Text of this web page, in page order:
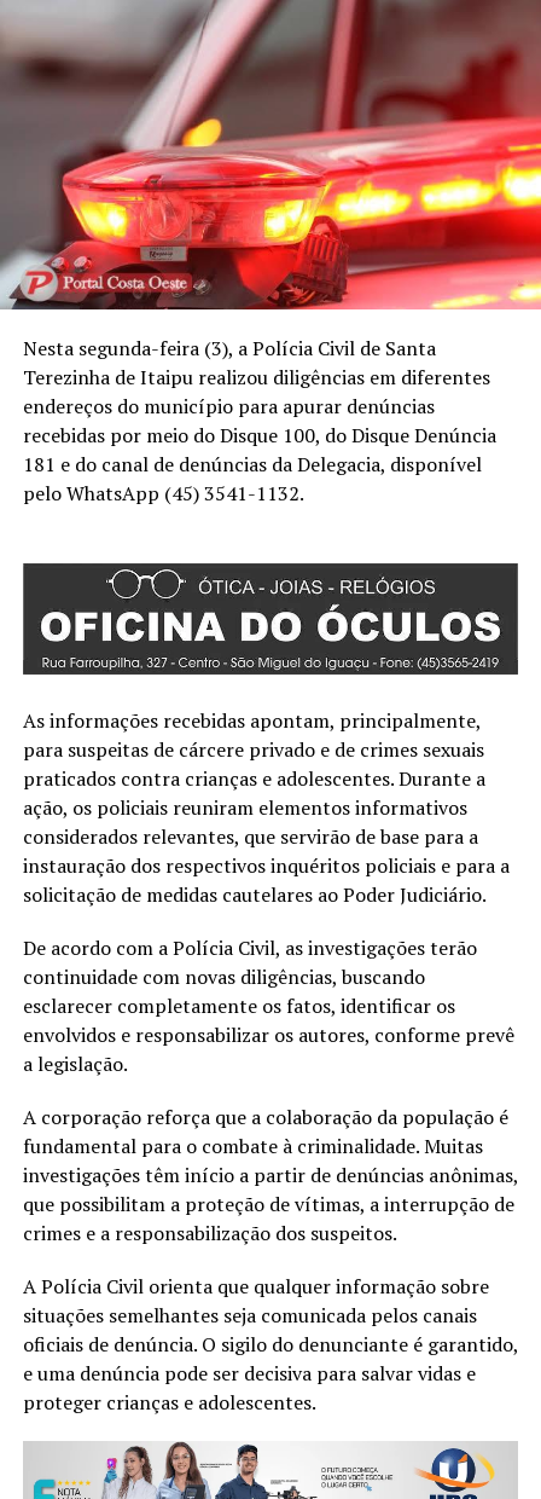
Nesta segunda-feira (3), a Polícia Civil de Santa
Terezinha de Itaipu realizou diligências em diferentes
endereços do município para apurar denúncias
recebidas por meio do Disque 100, do Disque Denúncia
181 e do canal de denúncias da Delegacia, disponível
pelo WhatsApp (45) 3541-1132.
As informações recebidas apontam, principalmente,
para suspeitas de cárcere privado e de crimes sexuais
praticados contra crianças e adolescentes. Durante a
ação, os policiais reuniram elementos informativos
considerados relevantes, que servirão de base para a
instauração dos respectivos inquéritos policiais e para a
solicitação de medidas cautelares ao Poder Judiciário.
De acordo com a Polícia Civil, as investigações terão
continuidade com novas diligências, buscando
esclarecer completamente os fatos, identificar os
envolvidos e responsabilizar os autores, conforme prevê
a legislação.
A corporação reforça que a colaboração da população é
fundamental para o combate à criminalidade. Muitas
investigações têm início a partir de denúncias anônimas,
que possibilitam a proteção de vítimas, a interrupção de
crimes e a responsabilização dos suspeitos.
A Polícia Civil orienta que qualquer informação sobre
situações semelhantes seja comunicada pelos canais
oficiais de denúncia. O sigilo do denunciante é garantido,
e uma denúncia pode ser decisiva para salvar vidas e
proteger crianças e adolescentes.